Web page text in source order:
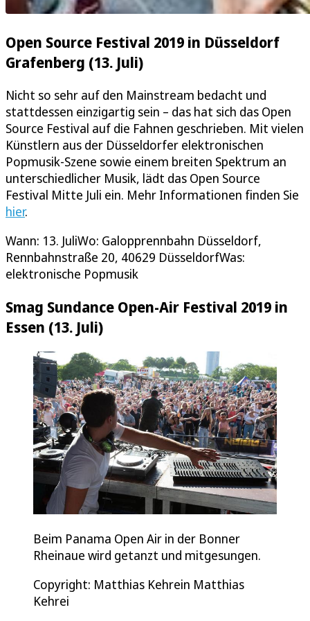
Open Source Festival 2019 in Düsseldorf
Grafenberg (13. Juli)
Nicht so sehr auf den Mainstream bedacht und
stattdessen einzigartig sein – das hat sich das Open
Source Festival auf die Fahnen geschrieben. Mit vielen
Künstlern aus der Düsseldorfer elektronischen
Popmusik-Szene sowie einem breiten Spektrum an
unterschiedlicher Musik, lädt das Open Source
Festival Mitte Juli ein. Mehr Informationen finden Sie
hier.
Wann: 13. JuliWo: Galopprennbahn Düsseldorf,
Rennbahnstraße 20, 40629 DüsseldorfWas:
elektronische Popmusik
Smag Sundance Open-Air Festival 2019 in
Essen (13. Juli)
Beim Panama Open Air in der Bonner
Rheinaue wird getanzt und mitgesungen.
Copyright: Matthias Kehrein Matthias
Kehrei